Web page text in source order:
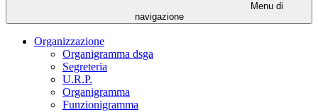
Menu di
navigazione
Organizzazione
Organigramma dsga
Segreteria
U.R.P.
Organigramma
Funzionigramma